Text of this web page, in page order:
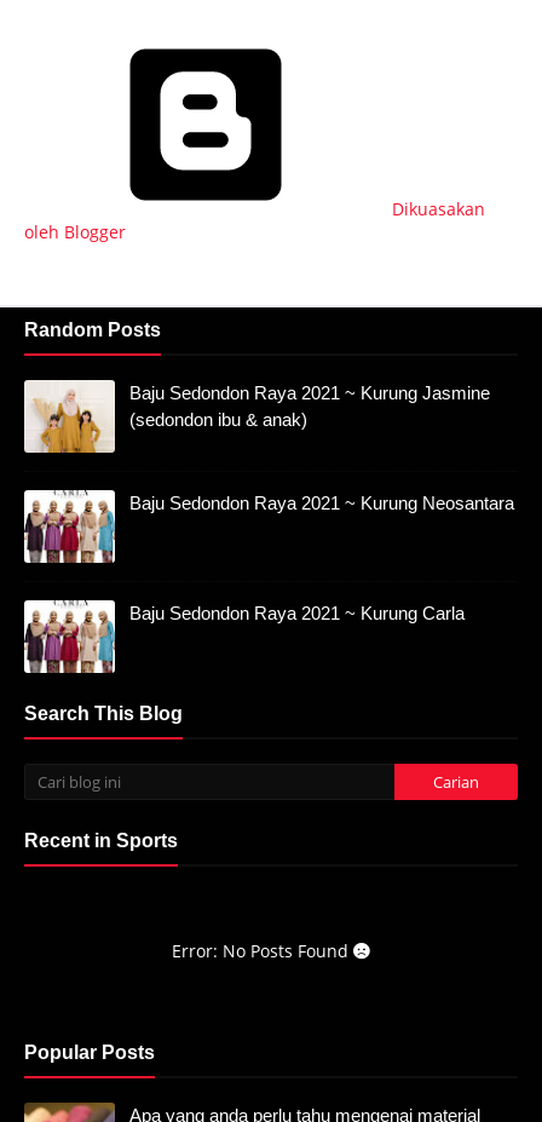
Dikuasakan
oleh Blogger
Random Posts
Baju Sedondon Raya 2021 ~ Kurung Jasmine
(sedondon ibu & anak)
Baju Sedondon Raya 2021 ~ Kurung Neosantara
Baju Sedondon Raya 2021 ~ Kurung Carla
Search This Blog
Recent in Sports
Error: No Posts Found
Popular Posts
Apa yang anda perlu tahu mengenai material